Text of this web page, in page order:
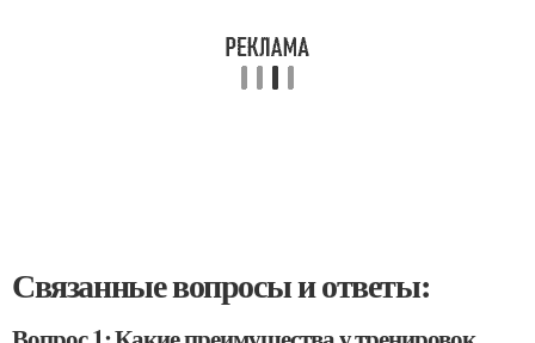
Связанные вопросы и ответы: